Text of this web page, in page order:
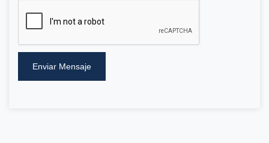
Enviar Mensaje